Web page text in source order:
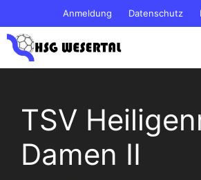
Inhalt
springen
Anmeldung Datenschutz
TSV
Damen II